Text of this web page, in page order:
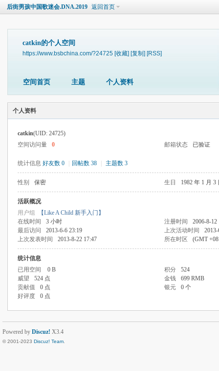
后街男孩中国歌迷会.DNA.2019 返回首页
catkin的个人空间
https://www.bsbchina.com/?24725 [收藏] [复制] [RSS]
空间首页 主题 个人资料
个人资料
catkin(UID: 24725)
空间访问量
0 邮箱状态 已验证
统计信息 好友数 0 回帖数 38 主题数 3
性别 保密 生日 1982 年 1 月 3
活跃概况
用户组
【Like A Child 新手入门】
在线时间
3 小时 注册时间
2006-8-12
最后访问
2013-6-6 23:19 上次活动时间
上次发表时间
2013-8-22 17:47 所在时区 (GMT
统计信息
已用空间
0 B 积分
524
威望
524 点 金钱
699 RMB
贡献值
0 点 银元
0 个
好评度
0 点
Powered by Discuz! X3.4
© 2001-2023 Discuz! Team